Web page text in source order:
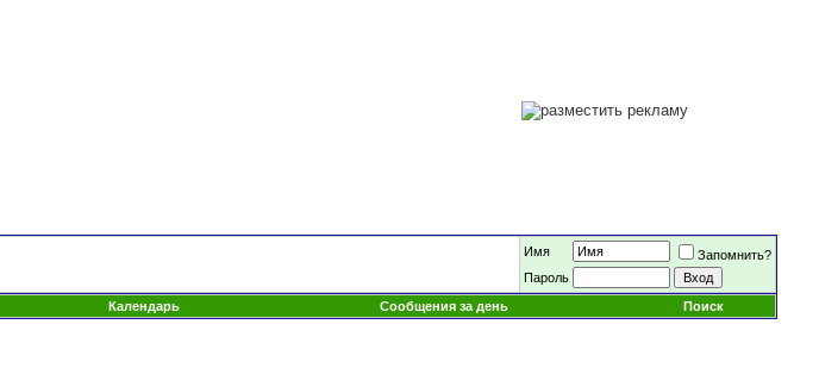
Имя
Запомнить?
Пароль
Календарь Сообщения за день Поиск